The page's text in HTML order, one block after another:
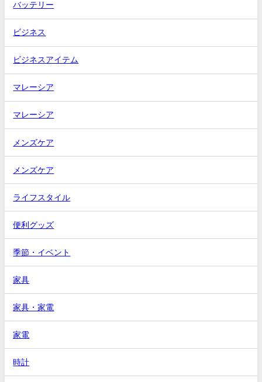
バッテリー
ビジネス
ビジネスアイテム
マレーシア
マレーシア
メンズケア
メンズケア
ライフスタイル
便利グッズ
季節・イベント
家具
家具・家電
家電
時計